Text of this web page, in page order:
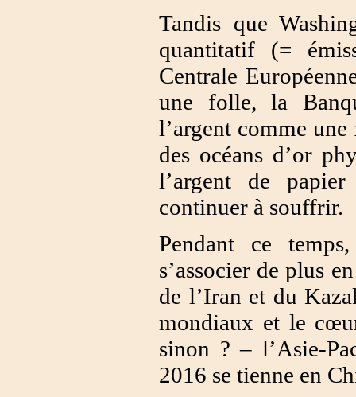
Tandis que
quantitatif (=
Centrale
une folle, la
l’argent comme
des océans d’or
l’argent de
continuer à souffrir.
Pendant ce
s’associer de plus
de l’Iran et du
mondiaux et le
sinon ? – l’Asie-
2016 se tienne en